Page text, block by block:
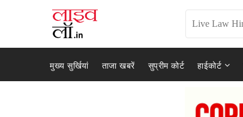
मुख्य सुर्खियां ताजा खबरें सुप्रीम कोर्ट हाईकोर्ट